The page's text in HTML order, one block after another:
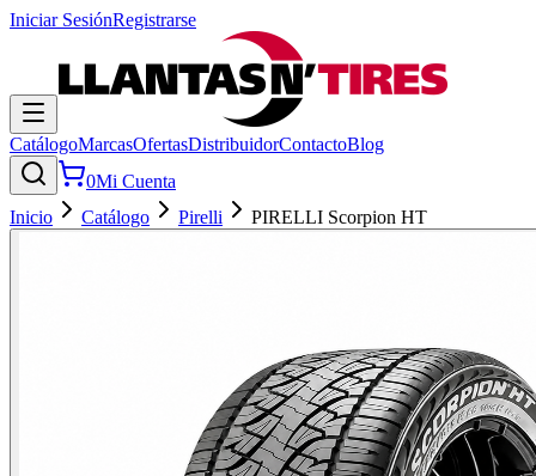
Iniciar SesiónRegistrarse
CatálogoMarcasOfertasDistribuidorContactoBlog
0Mi Cuenta
Inicio
Catálogo Pirelli PIRELLI Scorpion HT